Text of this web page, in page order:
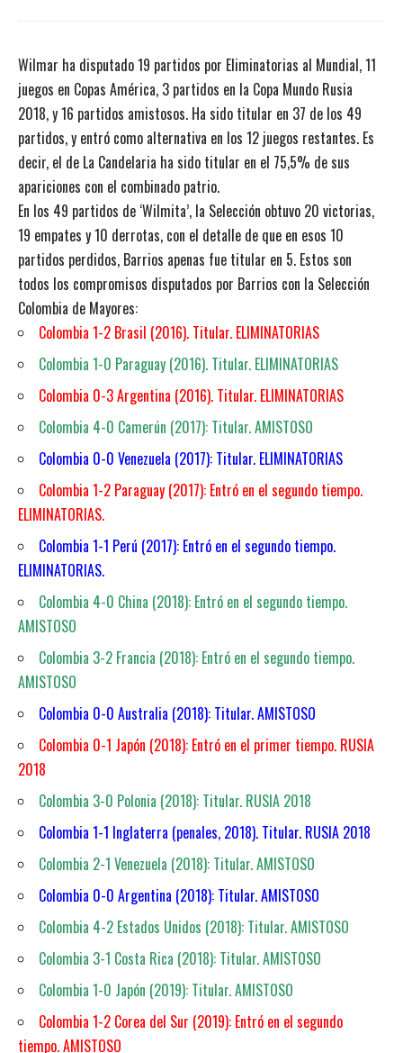
Wilmar ha disputado 19 partidos por Eliminatorias al Mundial, 11
juegos en Copas América, 3 partidos en la Copa Mundo Rusia
2018, y 16 partidos amistosos. Ha sido titular en 37 de los 49
partidos, y entró como alternativa en los 12 juegos restantes. Es
decir, el de La Candelaria ha sido titular en el 75,5% de sus
apariciones con el combinado patrio.
En los 49 partidos de ‘Wilmita’, la Selección obtuvo 20 victorias,
19 empates y 10 derrotas, con el detalle de que en esos 10
partidos perdidos, Barrios apenas fue titular en 5. Estos son
todos los compromisos disputados por Barrios con la Selección
Colombia de Mayores:
Colombia 1-2 Brasil (2016). Titular. ELIMINATORIAS
Colombia 1-0 Paraguay (2016). Titular. ELIMINATORIAS
Colombia 0-3 Argentina (2016). Titular. ELIMINATORIAS
Colombia 4-0 Camerún (2017): Titular. AMISTOSO
Colombia 0-0 Venezuela (2017): Titular. ELIMINATORIAS
Colombia 1-2 Paraguay (2017): Entró en el segundo tiempo.
ELIMINATORIAS.
Colombia 1-1 Perú (2017): Entró en el segundo tiempo.
ELIMINATORIAS.
Colombia 4-0 China (2018): Entró en el segundo tiempo.
AMISTOSO
Colombia 3-2 Francia (2018): Entró en el segundo tiempo.
AMISTOSO
Colombia 0-0 Australia (2018): Titular. AMISTOSO
Colombia 0-1 Japón (2018): Entró en el primer tiempo. RUSIA
2018
Colombia 3-0 Polonia (2018): Titular. RUSIA 2018
Colombia 1-1 Inglaterra (penales, 2018). Titular. RUSIA 2018
Colombia 2-1 Venezuela (2018): Titular. AMISTOSO
Colombia 0-0 Argentina (2018): Titular. AMISTOSO
Colombia 4-2 Estados Unidos (2018): Titular. AMISTOSO
Colombia 3-1 Costa Rica (2018): Titular. AMISTOSO
Colombia 1-0 Japón (2019): Titular. AMISTOSO
Colombia 1-2 Corea del Sur (2019): Entró en el segundo
tiempo. AMISTOSO